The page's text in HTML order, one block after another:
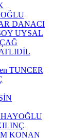
DANACI
UYSAL
TUNCER
KONAN